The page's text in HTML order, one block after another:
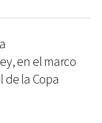
en el marco
la Copa